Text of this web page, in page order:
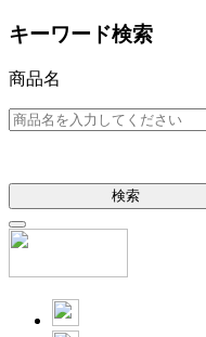
キーワード検索
商品名
検索